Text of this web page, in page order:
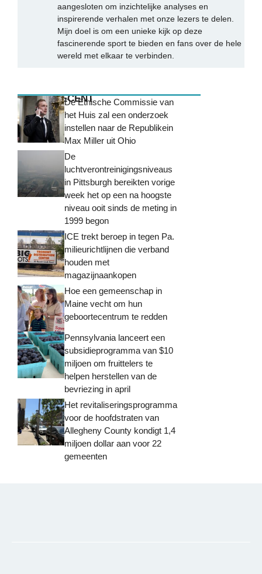
aangesloten om inzichtelijke analyses en
inspirerende verhalen met onze lezers te delen.
Mijn doel is om een unieke kijk op deze
fascinerende sport te bieden en fans over de hele
wereld met elkaar te verbinden.
MEEST RECENTDe Ethische Commissie van
het Huis zal een onderzoek
instellen naar de Republikein
Max Miller uit Ohio
De
luchtverontreinigingsniveaus
in Pittsburgh bereikten vorige
week het op een na hoogste
niveau ooit sinds de meting in
1999 begon
ICE trekt beroep in tegen Pa.
milieurichtlijnen die verband
houden met
magazijnaankopen
Hoe een gemeenschap in
Maine vecht om hun
geboortecentrum te redden
Pennsylvania lanceert een
subsidieprogramma van $10
miljoen om fruittelers te
helpen herstellen van de
bevriezing in april
Het revitaliseringsprogramma
voor de hoofdstraten van
Allegheny County kondigt 1,4
miljoen dollar aan voor 22
gemeenten